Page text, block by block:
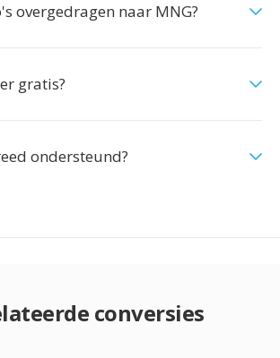
overgedragen naar MNG?
gratis?
ondersteund?
conversies